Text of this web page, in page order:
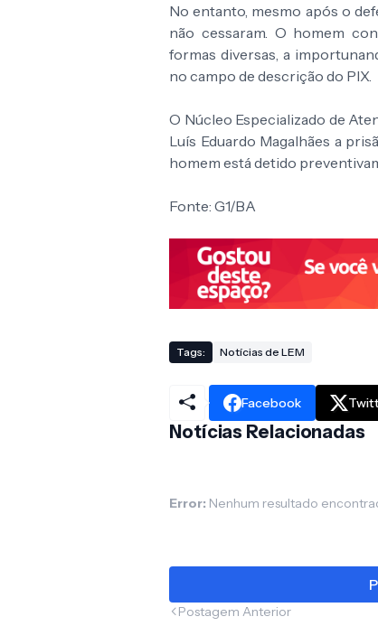
No entanto, mesmo após o
não cessaram. O homem
formas diversas, a
no campo de descrição do PIX.
O Núcleo Especializado de
Luís Eduardo Magalhães a
homem está detido
Fonte: G1/BA
Tags: Notícias de LEM
Facebook
Notícias Relacionadas
Error: Nenhum resultado
Postagem Anterior